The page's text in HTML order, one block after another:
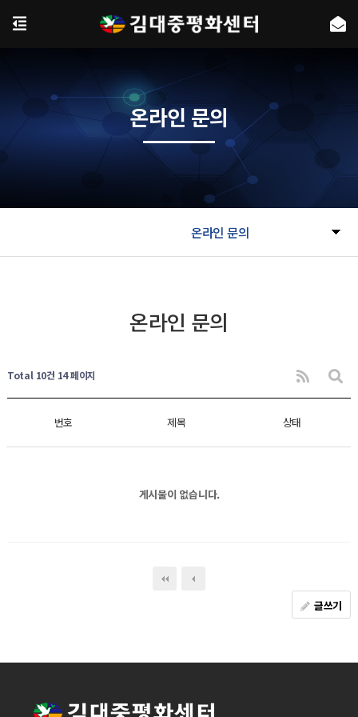
온라인 문의
온라인 문의
온라인 문의
Total 10건 14 페이지
번호 제목 상태
게시물이 없습니다.
글쓰기